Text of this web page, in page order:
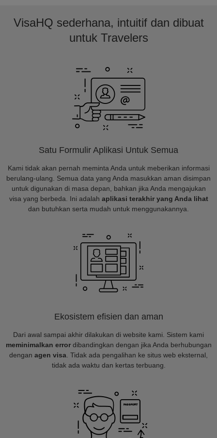
VisaHQ sederhana, intuitif dan dibuat
untuk Travelers
Satu Formulir Aplikasi Untuk Semua
Kami tidak akan pernah meminta Anda untuk meberikan informasi
berulang-ulang. Semua data yang Anda masukkan aman disimpan
untuk digunakan di masa depan, bahkan jika Anda mengajukan
visa yang berbeda. Ini adalah aplikasi terakhir yang Anda lihat
dan butuhkan serta mudah untuk menggunakannya.
Ekosistem efisien dan aman
Dari awal sampai akhir dilakukan di website kami. Sistem kami
meminimalkan errordibandingkan dengan jika Anda berhubungan
dengan agen visa . Tidak ada pengalihan ke situs web eksternal,
tidak ada waktu dan kertas terbuang.